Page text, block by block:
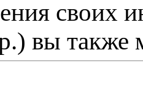
своих
вы также